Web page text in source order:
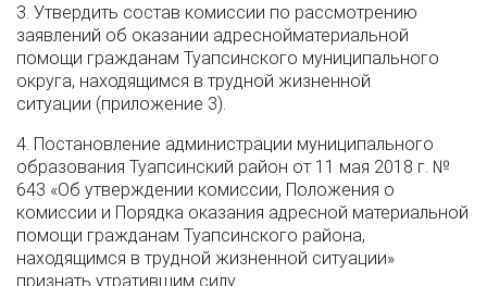
3. Утвердить состав комиссии по рассмотрению
заявлений об оказании адреснойматериальной
помощи гражданам Туапсинского муниципального
округа, находящимся в трудной жизненной
ситуации (приложение 3).
4. Постановление администрации муниципального
образования Туапсинский район от 11 мая 2018 г. №
643 «Об утверждении комиссии, Положения о
комиссии и Порядка оказания адресной материальной
помощи гражданам Туапсинского района,
находящимся в трудной жизненной ситуации»
признать утратившим силу.